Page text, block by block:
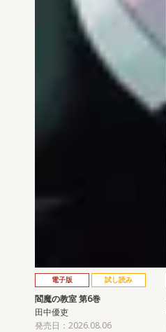
電子版 試し読み
閻魔の教室 第6巻
田中優吏
発売日：2026.08.06